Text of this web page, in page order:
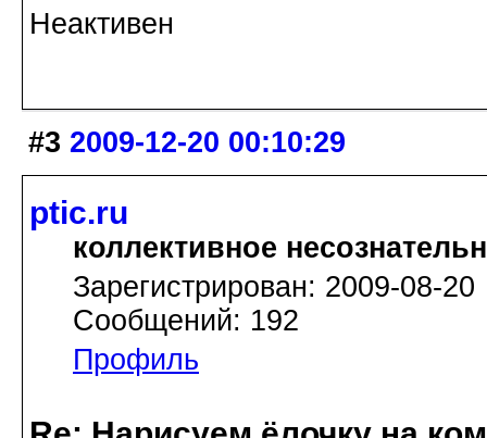
Неактивен
#3 2009-12-20 00:10:29
ptic.ru
коллективное
Зарегистрирован: 2009-08-20
Сообщений: 192
Профиль